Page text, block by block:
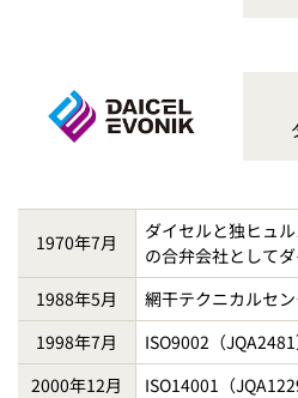
1970年7月
ダイセルと独ヒュ
の合弁会社として
1988年5月
網干テクニカルセ
1998年7月
ISO9002（
2000年12月
ISO14001（